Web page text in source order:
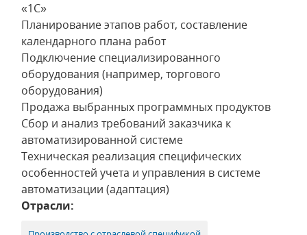
«1С»
Планирование этапов работ, составление
календарного плана работ
Подключение специализированного
оборудования (например, торгового
оборудования)
Продажа выбранных программных продуктов
Сбор и анализ требований заказчика к
автоматизированной системе
Техническая реализация специфических
особенностей учета и управления в системе
автоматизации (адаптация)
Отрасли: